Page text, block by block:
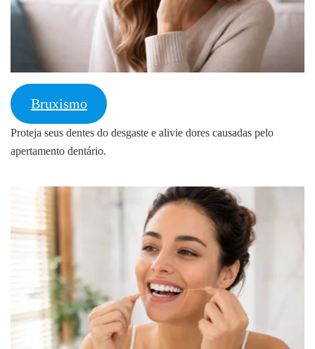
Bruxismo
Proteja seus dentes do desgaste e alivie dores causadas pelo
apertamento dentário.